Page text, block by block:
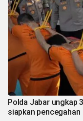
Polda Jabar ungkap
siapkan pencegahan